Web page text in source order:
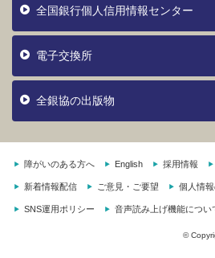
全国銀行個人信用情報センター
電子交換所
全銀協の出版物
障がいのある方へ English 採用情報
新着情報配信 ご意見・ご要望 個人情
SNS運用ポリシー 音声読み上げ機能につい
©